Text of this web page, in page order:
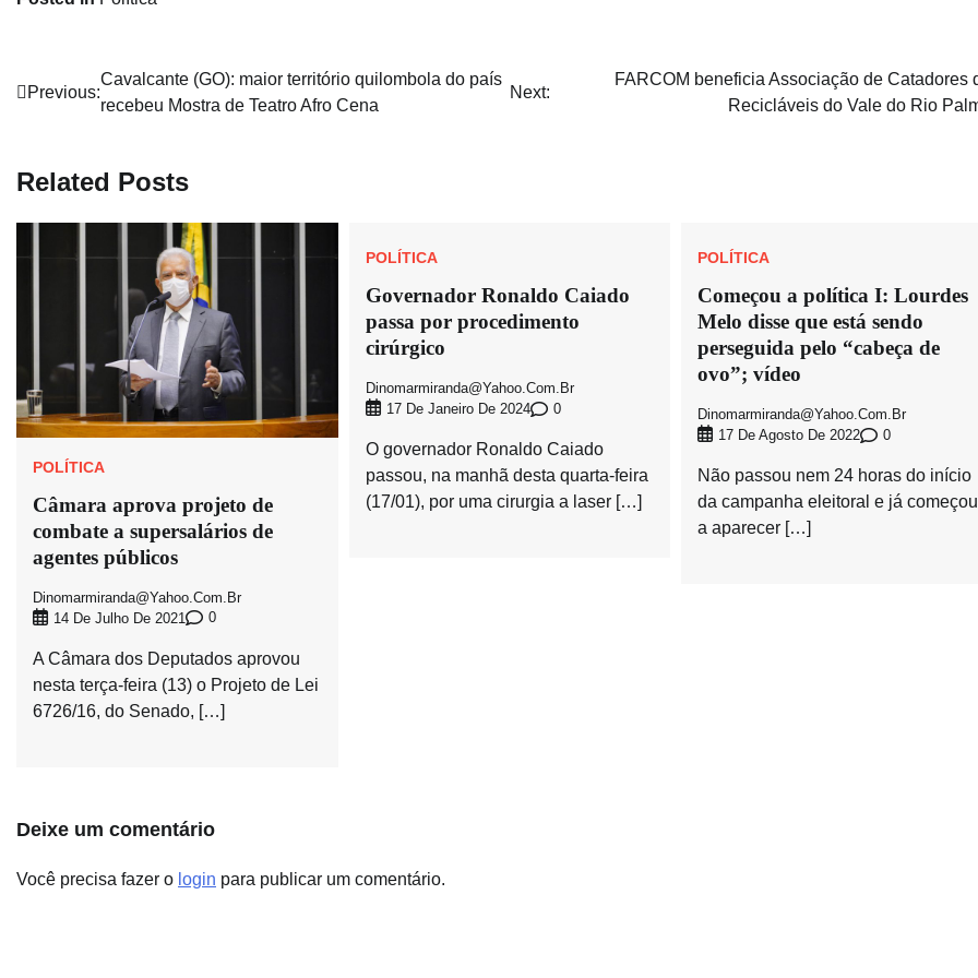
Navegação
Previous:
Cavalcante (GO): maior território quilombola do país
recebeu Mostra de Teatro Afro Cena
Next:
FARCOM beneficia Associação de Catadores
Recicláveis do Vale do Rio
Related Posts
POLÍTICA
Câmara aprova projeto de
combate a supersalários de
agentes públicos
Dinomarmiranda@yahoo.com.br
14 De Julho De 2021
0
A Câmara dos Deputados aprovou
nesta terça-feira (13) o Projeto de Lei
6726/16, do Senado, […]
POLÍTICA
Governador Ronaldo Caiado
passa por procedimento
cirúrgico
Dinomarmiranda@yahoo.com.br
17 De Janeiro De 2024
0
O governador Ronaldo Caiado
passou, na manhã desta quarta-feira
(17/01), por uma cirurgia a laser […]
POLÍTICA
Começou a política I: Lourdes
Melo disse que está sendo
perseguida pelo “cabeça de
ovo”; vídeo
Dinomarmiranda@yahoo.com.br
17 De Agosto De 2022
0
Não passou nem 24 horas do início
da campanha eleitoral e já começou
a aparecer […]
Deixe um comentário
Você precisa fazer o login para publicar um comentário.